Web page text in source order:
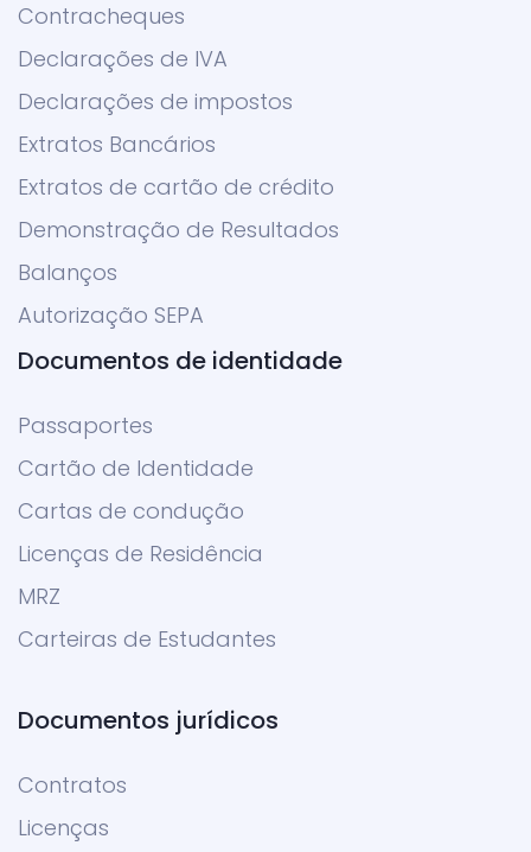
Contracheques
Declarações de IVA
Declarações de impostos
Extratos Bancários
Extratos de cartão de crédito
Demonstração de Resultados
Balanços
Autorização SEPA
Documentos de identidade
Passaportes
Cartão de Identidade
Cartas de condução
Licenças de Residência
MRZ
Carteiras de Estudantes
Documentos jurídicos
Contratos
Licenças